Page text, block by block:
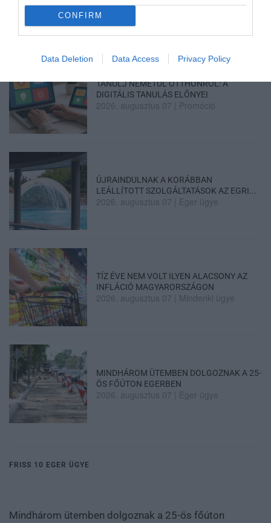
CONFIRM
Data Deletion Data Access Privacy Policy
2026. augusztus 07|Mindenki ügye
TANULJ NÉMETÜL OTTHONRÓL: A
DIGITÁLIS TANULÁS ELŐNYEI
2026. augusztus 07 Promóció
ÚJRAINDULNAK A KORÁBBAN
LEÁLLÍTOTT SZOLGÁLTATÁSOK AZ EGRI...
2026. augusztus 07 Eger ügye
TÍZ ÉVE NEM VOLT ILYEN ALACSONY AZ
INFLÁCIÓ MAGYARORSZÁGON
2026. augusztus 07 Mindenki ügye
MINDHÁROM ÜTEMBEN DOLGOZNAK A 25-
ÖS FŐÚTON EGERBEN
2026. augusztus 07 Eger ügye
FRISS 10 EGER ÜGYE
Mindhárom ütemben dolgoznak a 25-ös főúton